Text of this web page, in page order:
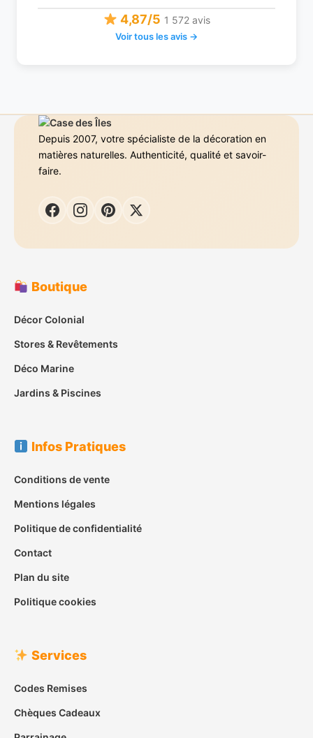
4,87/5 1 572 avis
Voir tous les avis →
Depuis 2007, votre spécialiste de la décoration en
matières naturelles. Authenticité, qualité et savoir-
faire.
Boutique
Décor Colonial
Stores & Revêtements
Déco Marine
Jardins & Piscines
Infos Pratiques
Conditions de vente
Mentions légales
Politique de confidentialité
Contact
Plan du site
Politique cookies
Services
Codes Remises
Chèques Cadeaux